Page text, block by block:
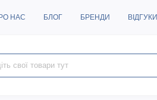
НАС БЛОГ БРЕНДИ ВІДГУКИ